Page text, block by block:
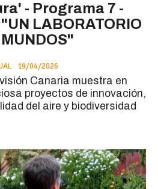
- Programa 7 -
LABORATORIO
19/04/2026
Canaria muestra en
proyectos de innovación,
del aire y biodiversidad